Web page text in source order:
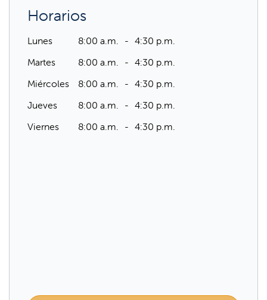
Horarios
Lunes 8:00 a.m.
4:30 p.m.
Martes
8:00 a.m.
4:30 p.m.
Miércoles
8:00 a.m.
4:30 p.m.
Jueves
8:00 a.m.
4:30 p.m.
Viernes
8:00 a.m. 4:30 p.m.